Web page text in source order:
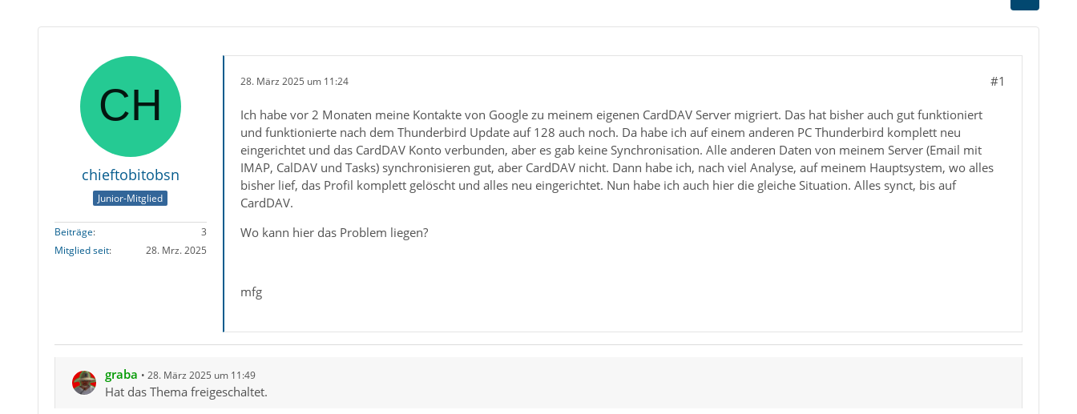
chieftobitobsn
Junior-Mitglied
Beiträge
3
Mitglied seit
28. Mrz. 2025
28. März 2025 um 11:24 #1
Ich habe vor 2 Monaten meine Kontakte von Google zu meinem eigenen CardDAV Server migriert. Das hat bisher auch gut funktioniert
und funktionierte nach dem Thunderbird Update auf 128 auch noch. Da habe ich auf einem anderen PC Thunderbird komplett neu
eingerichtet und das CardDAV Konto verbunden, aber es gab keine Synchronisation. Alle anderen Daten von meinem Server (Email mit
IMAP, CalDAV und Tasks) synchronisieren gut, aber CardDAV nicht. Dann habe ich, nach viel Analyse, auf meinem Hauptsystem, wo alles
bisher lief, das Profil komplett gelöscht und alles neu eingerichtet. Nun habe ich auch hier die gleiche Situation. Alles synct, bis auf
CardDAV.
Wo kann hier das Problem liegen?
mfg
graba 28. März 2025 um 11:49
Hat das Thema freigeschaltet.